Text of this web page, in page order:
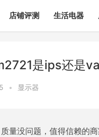
店铺评测 生活电器
是ips还是
• 显示器
量没问题，值得信赖的